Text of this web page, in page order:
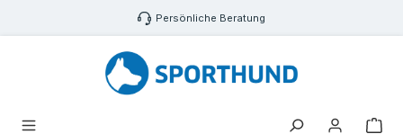
Zum Hauptinhalt springen Persönliche Beratung